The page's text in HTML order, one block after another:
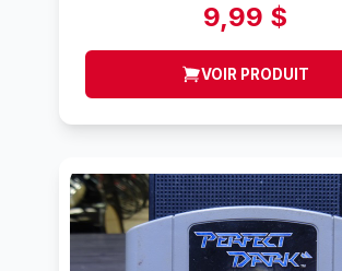
9,99 $
VOIR PRODUIT